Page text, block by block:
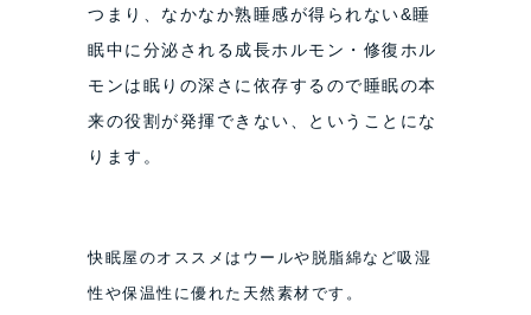
つまり、なかなか熟睡感が得られない&睡
眠中に分泌される成長ホルモン・修復ホル
モンは眠りの深さに依存するので睡眠の本
来の役割が発揮できない、ということにな
ります。
快眠屋のオススメはウールや脱脂綿など吸湿
性や保温性に優れた天然素材です。